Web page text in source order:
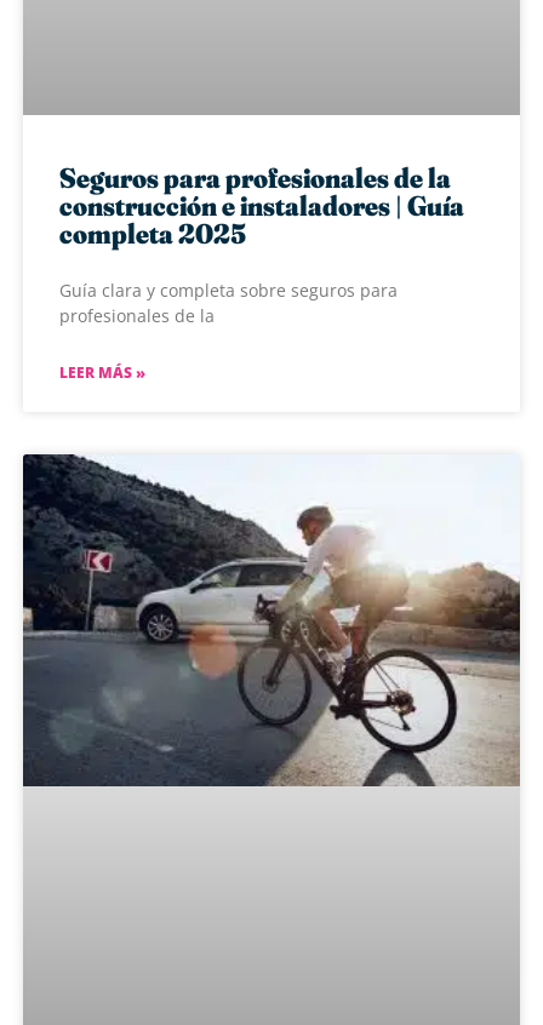
Seguros para profesionales de la
construcción e instaladores | Guía
completa 2025
Guía clara y completa sobre seguros para
profesionales de la
LEER MÁS »